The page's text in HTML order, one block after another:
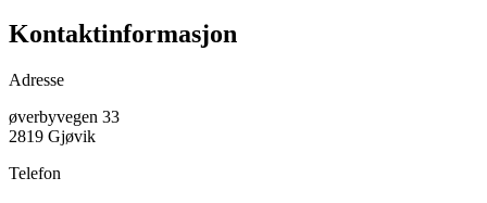
Kontaktinformasjon
Adresse
øverbyvegen 33
2819 Gjøvik
Telefon